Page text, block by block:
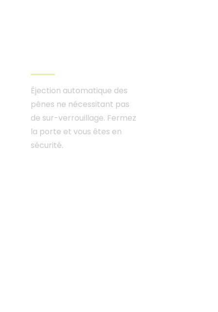
Éjection automatique des
pênes ne nécessitant pas
de sur-verrouillage. Fermez
la porte et vous êtes en
sécurité.